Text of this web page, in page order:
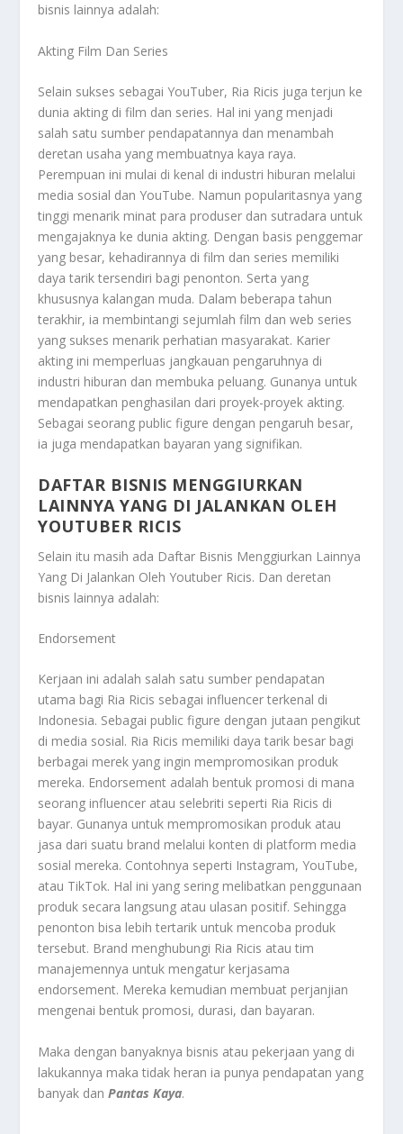
bisnis lainnya adalah:
Akting Film Dan Series
Selain sukses sebagai YouTuber, Ria Ricis juga terjun ke
dunia akting di film dan series. Hal ini yang menjadi
salah satu sumber pendapatannya dan menambah
deretan usaha yang membuatnya kaya raya.
Perempuan ini mulai di kenal di industri hiburan melalui
media sosial dan YouTube. Namun popularitasnya yang
tinggi menarik minat para produser dan sutradara untuk
mengajaknya ke dunia akting. Dengan basis penggemar
yang besar, kehadirannya di film dan series memiliki
daya tarik tersendiri bagi penonton. Serta yang
khususnya kalangan muda. Dalam beberapa tahun
terakhir, ia membintangi sejumlah film dan web series
yang sukses menarik perhatian masyarakat. Karier
akting ini memperluas jangkauan pengaruhnya di
industri hiburan dan membuka peluang. Gunanya untuk
mendapatkan penghasilan dari proyek-proyek akting.
Sebagai seorang public figure dengan pengaruh besar,
ia juga mendapatkan bayaran yang signifikan.
DAFTAR BISNIS MENGGIURKAN
LAINNYA YANG DI JALANKAN OLEH
YOUTUBER RICIS
Selain itu masih ada Daftar Bisnis Menggiurkan Lainnya
Yang Di Jalankan Oleh Youtuber Ricis. Dan deretan
bisnis lainnya adalah:
Endorsement
Kerjaan ini adalah salah satu sumber pendapatan
utama bagi Ria Ricis sebagai influencer terkenal di
Indonesia. Sebagai public figure dengan jutaan pengikut
di media sosial. Ria Ricis memiliki daya tarik besar bagi
berbagai merek yang ingin mempromosikan produk
mereka. Endorsement adalah bentuk promosi di mana
seorang influencer atau selebriti seperti Ria Ricis di
bayar. Gunanya untuk mempromosikan produk atau
jasa dari suatu brand melalui konten di platform media
sosial mereka. Contohnya seperti Instagram, YouTube,
atau TikTok. Hal ini yang sering melibatkan penggunaan
produk secara langsung atau ulasan positif. Sehingga
penonton bisa lebih tertarik untuk mencoba produk
tersebut. Brand menghubungi Ria Ricis atau tim
manajemennya untuk mengatur kerjasama
endorsement. Mereka kemudian membuat perjanjian
mengenai bentuk promosi, durasi, dan bayaran.
Maka dengan banyaknya bisnis atau pekerjaan yang di
lakukannya maka tidak heran ia punya pendapatan yang
banyak danPantas Kaya.